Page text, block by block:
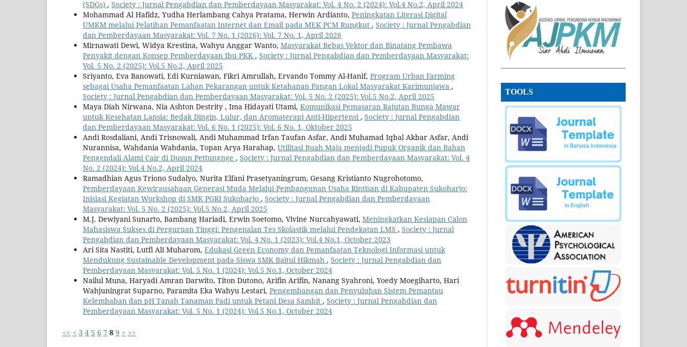
(SDGs) , Society : Jurnal Pengabdian dan Pemberdayaan Masyarakat: Vol. 4 No. 2 (2024): Vol.4 No.2, April 2024
Mohammad Al Hafidz, Yudha Herlambang Cahya Pratama, Herwin Ardianto, Peningkatan Literasi Digital
UMKM melalui Pelatihan Pemanfaatan Internet dan Email pada MEK PCM Rungkut , Society : Jurnal Pengabdian
dan Pemberdayaan Masyarakat: Vol. 7 No. 1 (2026): Vol. 7 No. 1, April 2026
Mirnawati Dewi, Widya Krestina, Wahyu Anggar Wanto, Masyarakat Bebas Vektor dan Binatang Pembawa
Penyakit dengan Konsep Pemberdayaan Ibu PKK , Society : Jurnal Pengabdian dan Pemberdayaan Masyarakat:
Vol. 5 No. 2 (2025): Vol.5 No.2, April 2025
Sriyanto, Eva Banowati, Edi Kurniawan, Fikri Amrullah, Ervando Tommy Al-Hanif, Program Urban Farming
sebagai Usaha Pemanfaatan Lahan Pekarangan untuk Ketahanan Pangan Lokal Masyarakat Karimunjawa ,
Society : Jurnal Pengabdian dan Pemberdayaan Masyarakat: Vol. 5 No. 2 (2025): Vol.5 No.2, April 2025
Maya Diah Nirwana, Nia Ashton Destrity , Ima Hidayati Utami, Komunikasi Pemasaran Rajutan Bunga Mawar
untuk Kesehatan Lansia: Bedak Dingin, Lulur, dan Aromaterapi Anti-Hipertensi, Society : Jurnal Pengabdian
dan Pemberdayaan Masyarakat: Vol. 6 No. 1 (2025): Vol. 6 No. 1, Oktober 2025
Andi Rosdaliani, Andi Trisnowali, Andi Muhammad Irfan Taufan Asfar, Andi Muhamad Iqbal Akbar Asfar, Andi
Nurannisa, Wahdania Wahdania, Topan Arya Harahap, Utilitasi Buah Maja menjadi Pupuk Organik dan Bahan
Pengendali Alami Cair di Dusun Pettungnge , Society : Jurnal Pengabdian dan Pemberdayaan Masyarakat: Vol. 4
No. 2 (2024): Vol.4 No.2, April 2024
Ramadhian Agus Triono Sudalyo, Nurita Elfani Prasetyaningrum, Gesang Kristianto Nugrohotomo,
Pemberdayaan Kewirausahaan Generasi Muda Melalui Pembangunan Usaha Rintisan di Kabupaten Sukoharjo:
Inisiasi Kegiatan Workshop di SMK PGRI Sukoharjo , Society : Jurnal Pengabdian dan Pemberdayaan
Masyarakat: Vol. 5 No. 2 (2025): Vol.5 No.2, April 2025
M.J. Dewiyani Sunarto, Bambang Hariadi, Erwin Soetomo, Vivine Nurcahyawati, Meningkatkan Kesiapan Calon
Mahasiswa Sukses di Perguruan Tinggi: Pengenalan Tes Skolastik melalui Pendekatan LMS , Society : Jurnal
Pengabdian dan Pemberdayaan Masyarakat: Vol. 4 No. 1 (2023): Vol.4 No.1, October 2023
Ari Sita Nastiti, Lutfi Ali Muharom, Edukasi Green Economy dan Pemanfaatan Teknologi Informasi untuk
Mendukung Sustainable Development pada Siswa SMK Baitul Hikmah , Society : Jurnal Pengabdian dan
Pemberdayaan Masyarakat: Vol. 5 No. 1 (2024): Vol.5 No.1, October 2024
Nailul Muna, Haryadi Amran Darwito, Titon Dutono, Arifin Arifin, Nanang Syahroni, Yoedy Moegiharto, Hari
Wahjuningrat Suparno, Paramita Eka Wahyu Lestari, Pengembangan dan Penyuluhan Sistem Pemantau
Kelembaban dan pH Tanah Tanaman Padi untuk Petani Desa Sambit , Society : Jurnal Pengabdian dan
Pemberdayaan Masyarakat: Vol. 5 No. 1 (2024): Vol.5 No.1, October 2024
<< < 3 4 5 6 7 8 9 > >>
TOOLS